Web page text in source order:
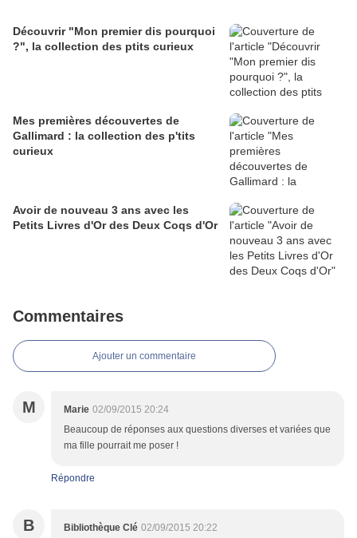
Découvrir "Mon premier dis pourquoi
?", la collection des ptits curieux
Mes premières découvertes de
Gallimard : la collection des p'tits
curieux
Avoir de nouveau 3 ans avec les
Petits Livres d'Or des Deux Coqs d'Or
Commentaires
Ajouter un commentaire
M Marie 02/09/2015 20:24
Beaucoup de réponses aux questions diverses et variées que
ma fille pourrait me poser !
Répondre
B Bibliothèque Clé 02/09/2015 20:22